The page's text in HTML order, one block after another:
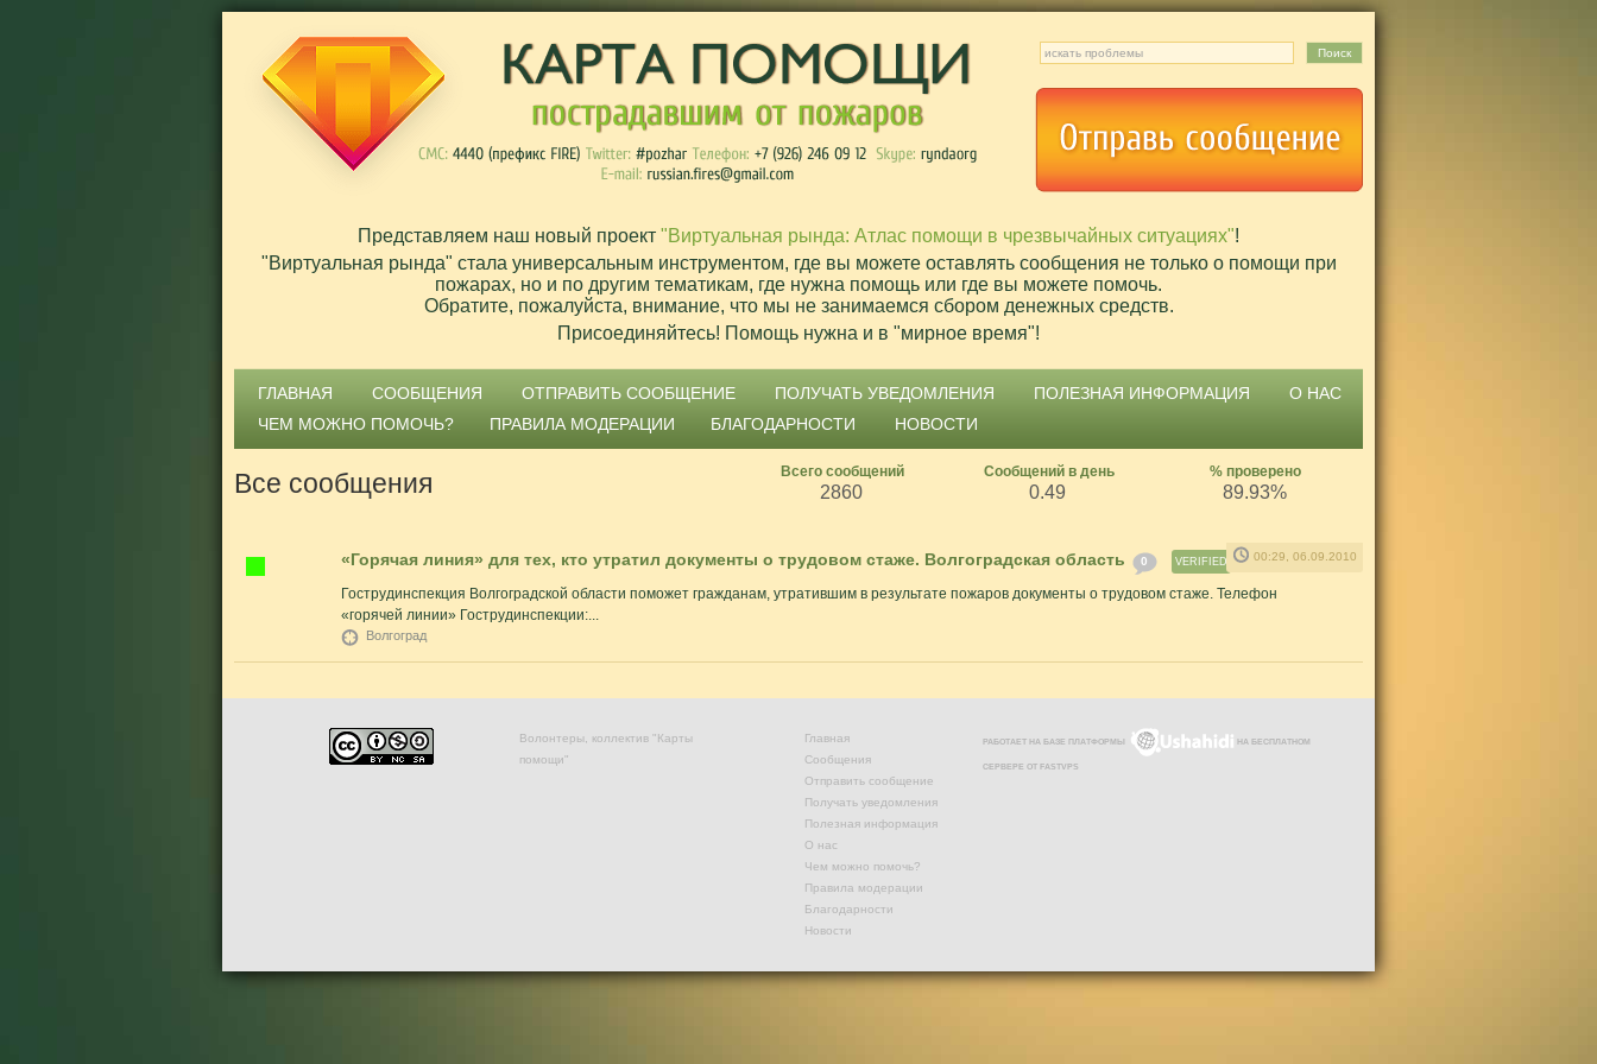
Представляем наш новый проект "Виртуальная рында: Атлас помощи в чрезвычайных ситуациях"!
"Виртуальная рында" стала универсальным инструментом, где вы можете оставлять сообщения не только о помощи при
пожарах, но и по другим тематикам, где нужна помощь или где вы можете помочь.
Обратите, пожалуйста, внимание, что мы не занимаемся сбором денежных средств.
Присоединяйтесь! Помощь нужна и в "мирное время"!
ГЛАВНАЯ СООБЩЕНИЯ ОТПРАВИТЬ СООБЩЕНИЕ ПОЛУЧАТЬ УВЕДОМЛЕНИЯ ПОЛЕЗНАЯ ИНФОРМАЦИЯ
О НАС
ЧЕМ МОЖНО ПОМОЧЬ?
ПРАВИЛА МОДЕРАЦИИ БЛАГОДАРНОСТИ НОВОСТИ
Всего сообщений Сообщений в день % проверено
2860 0.49 89.93%
Все сообщения
«Горячая линия» для тех, кто утратил документы о трудовом стаже. Волгоградская область 0 VERIFIED 00:29, 06.09.2010
Гострудинспекция Волгоградской области поможет гражданам, утратившим в результате пожаров документы о трудовом стаже. Телефон
«горячей линии» Гострудинспекции:...
Волгоград
Волонтеры, коллектив "Карты
помощи"
Главная
Сообщения
Отправить сообщение
Получать уведомления
Полезная информация
О нас
Чем можно помочь?
Правила модерации
Благодарности
Новости
РАБОТАЕТ НА БАЗЕ ПЛАТФОРМЫ НА БЕСПЛАТНОМ
СЕРВЕРЕ ОТ FASTVPS